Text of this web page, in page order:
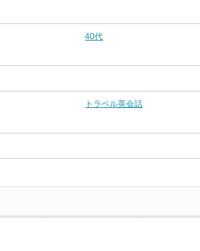
40代
トラベル英会話